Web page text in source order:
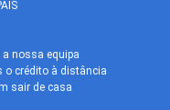
nossa equipa
o crédito à distância
sair de casa